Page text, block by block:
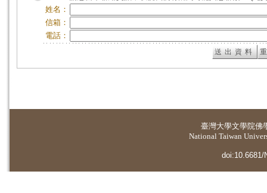
姓名：
信箱：
電話：
臺灣大學文學院佛
National Taiwan
doi:10.6681/